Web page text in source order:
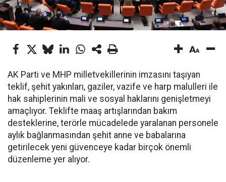
AK Parti ve MHP milletvekillerinin imzasını taşıyan
teklif, şehit yakınları, gaziler, vazife ve harp malulleri ile
hak sahiplerinin mali ve sosyal haklarını genişletmeyi
amaçlıyor. Teklifte maaş artışlarından bakım
desteklerine, terörle mücadelede yaralanan personele
aylık bağlanmasından şehit anne ve babalarına
getirilecek yeni güvenceye kadar birçok önemli
düzenleme yer alıyor.